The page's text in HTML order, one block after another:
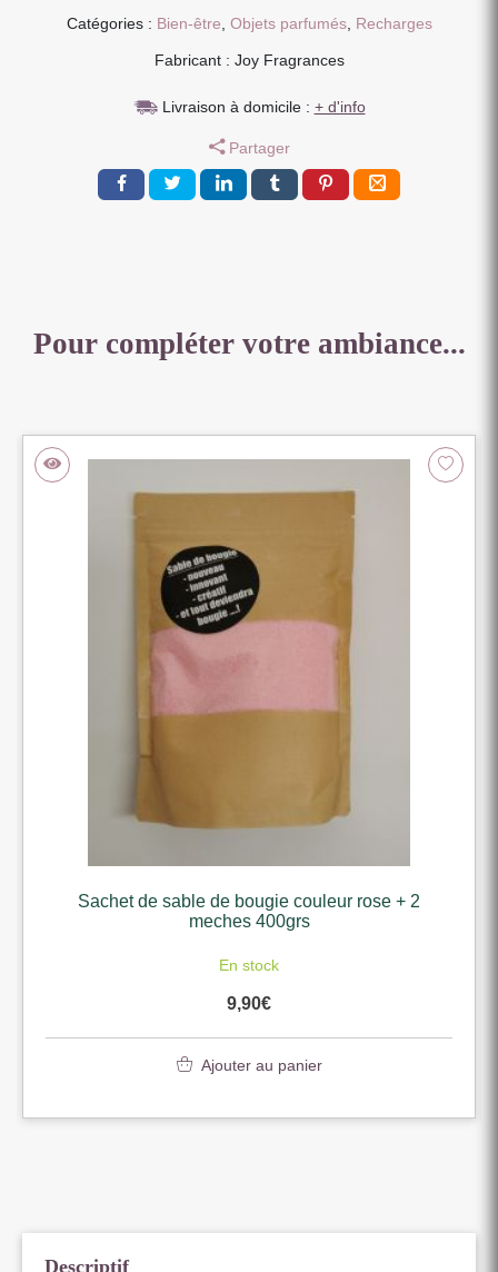
DE
CUISINE
PERSIL
TOMATE
Catégories : Bien-être, Objets parfumés, Recharges
Fabricant : Joy Fragrances
Livraison à domicile : + d'info
Partager
Pour compléter votre ambiance...
Sachet de sable de bougie couleur rose + 2
meches 400grs
En stock
9,90€
Ajouter au panier
Descriptif